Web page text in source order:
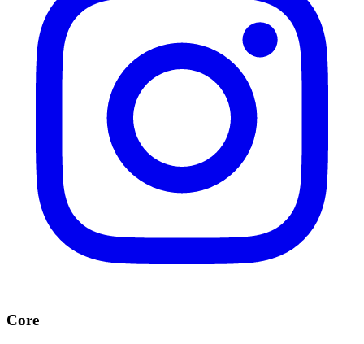
Core